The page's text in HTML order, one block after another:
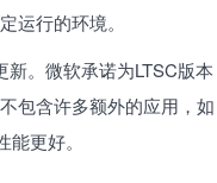
运行的环境‌。
。微软承诺为LTSC版本
包含许多额外的应用，如
更好‌。